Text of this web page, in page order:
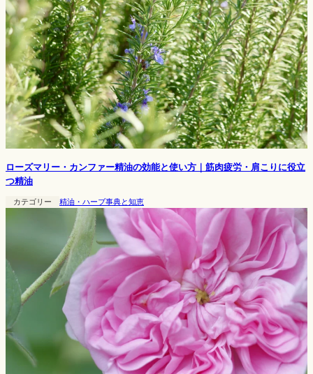
ローズマリー・カンファー精油の効能と使い方｜筋肉疲労・肩こりに役立
つ精油
カテゴリー 精油・ハーブ事典と知恵